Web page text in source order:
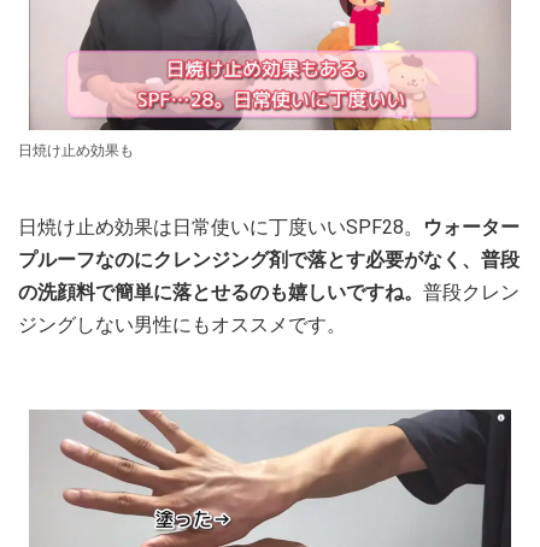
日焼け止め効果も
日焼け止め効果は日常使いに丁度いいSPF28。
ウォーター
プルーフなのにクレンジング剤で落とす必要がなく、普段
の洗顔料で簡単に落とせるのも嬉しいですね。 普段クレン
ジングしない男性にもオススメです。